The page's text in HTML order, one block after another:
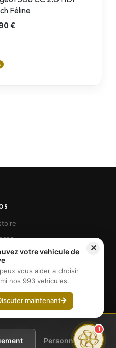
Féline
€
Ponthieu, 75008 Paris —
Personnaliser
1
✕
votre vehicule de
vous aider a choisir
nos 993 vehicules.
maintenant